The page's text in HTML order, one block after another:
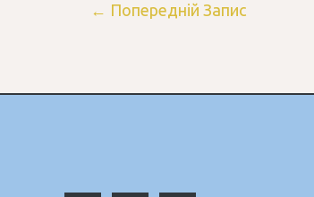
← Попередній Запис